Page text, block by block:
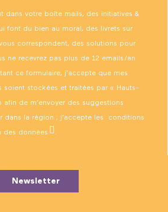
dans votre boîte mails, des initiatives &
font du bien au moral, des livrets sur
correspondent, des solutions pour
ne recevrez pas plus de 12 emails/an
ce formulaire, j’accepte que mes
soient stockées et traitées par « Hauts-
afin de m’envoyer des suggestions
dans la région ; j’accepte les conditions
des données .
Newsletter